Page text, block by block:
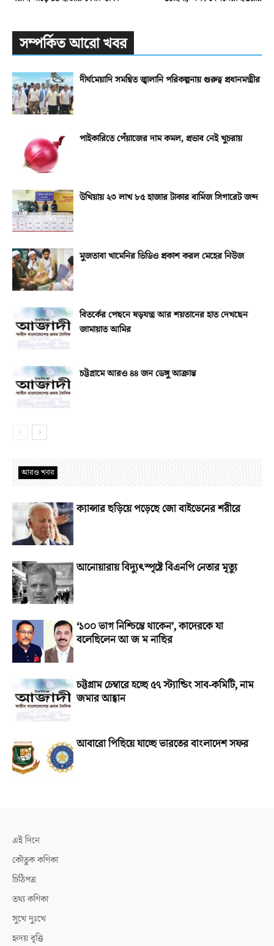
সম্পর্কিত আরো খবর
দীর্ঘমেয়াদি সমন্বিত জ্বালানি পরিকল্পনায় গুরুত্ব প্রধানমন্ত্রীর
পাইকারিতে পেঁয়াজের দাম কমল, প্রভাব নেই খুচরায়
উখিয়ায় ২৩ লাখ ৮৫ হাজার টাকার বার্মিজ সিগারেট জব্দ
মুজতাবা খামেনির ভিডিও প্রকাশ করল মেহের নিউজ
বিতর্কের পেছনে ষড়যন্ত্র আর শয়তানের হাত দেখছেন
জামায়াত আমির
চট্টগ্রামে আরও ৪৪ জন ডেঙ্গু আক্রান্ত
আরও খবর
ক্যান্সার ছড়িয়ে পড়েছে জো বাইডেনের শরীরে
আনোয়ারায় বিদ্যুৎস্পৃষ্টে বিএনপি নেতার মৃত্যু
‘১০০ ভাগ নিশ্চিন্তে থাকেন’, কাদেরকে যা
বলেছিলেন আ জ ম নাছির
চট্টগ্রাম চেম্বারে হচ্ছে ৫৭ স্ট্যান্ডিং সাব-কমিটি, নাম
জমার আহ্বান
আবারো পিছিয়ে যাচ্ছে ভারতের বাংলাদেশ সফর
এই দিনে
কৌতুক কণিকা
চিঠিপত্র
তথ্য কণিকা
সুখে দুঃখে
হৃদয় বৃত্তি